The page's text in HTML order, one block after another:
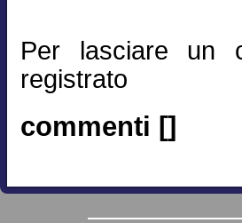
Per lasciare un
registrato
commenti []